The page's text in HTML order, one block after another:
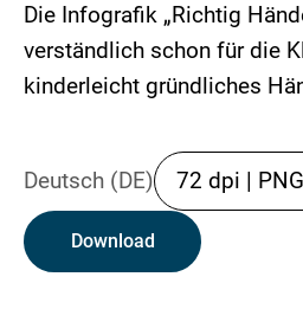
Die Infografik „Richtig
verständlich schon für die
kinderleicht gründliches
Deutsch (DE) 72 dpi | PNG
Download